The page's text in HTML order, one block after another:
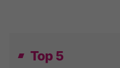
Top 5